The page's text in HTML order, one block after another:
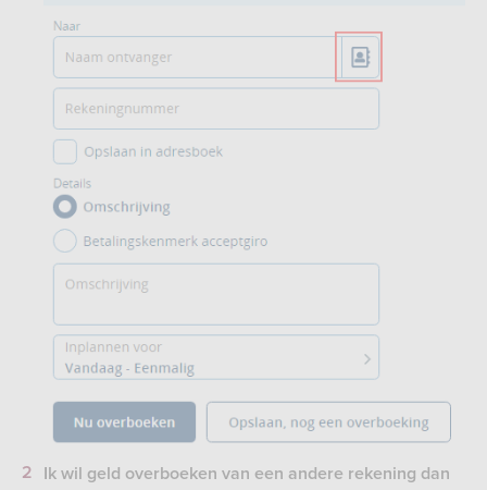
Ik wil geld overboeken van een andere rekening dan